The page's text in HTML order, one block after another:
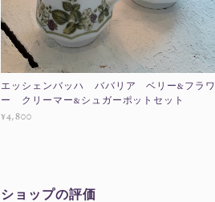
エッシェンバッハ ババリア ベリー&フラワ
ー クリーマー&シュガーポットセット
¥4,800
ショップの評価